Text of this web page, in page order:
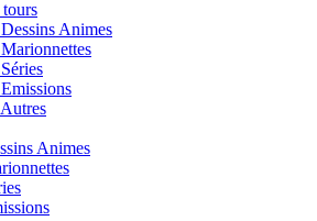
Animes
Animes